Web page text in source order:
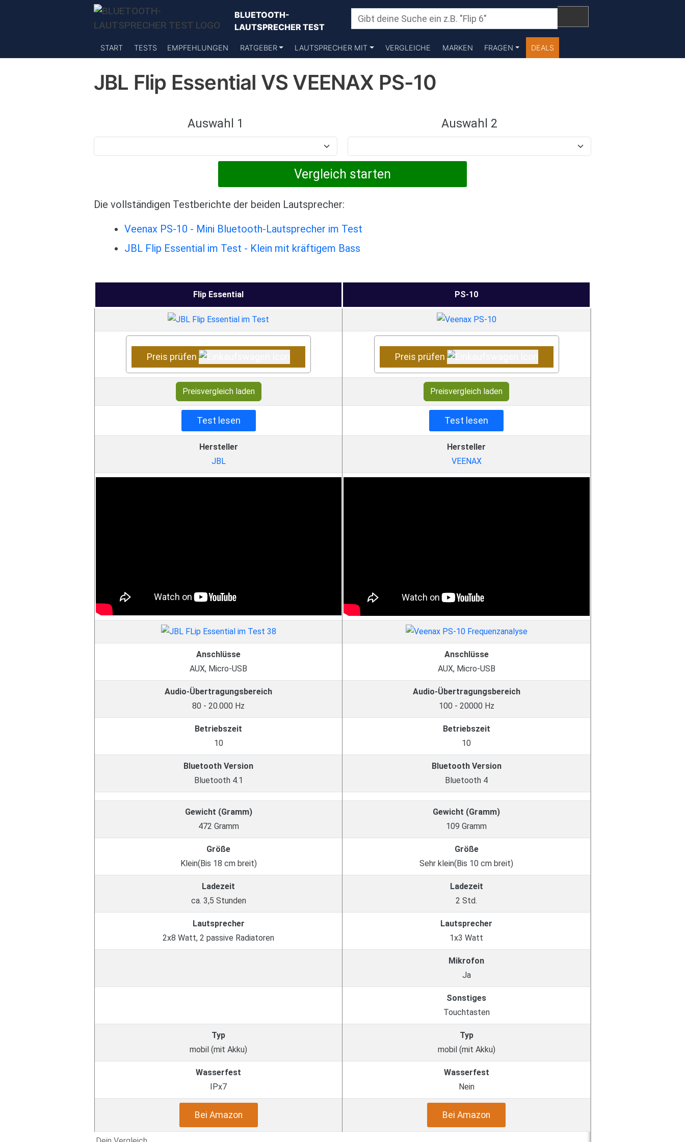
BLUETOOTH-
LAUTSPRECHER TEST
START TESTS EMPFEHLUNGEN RATGEBER LAUTSPRECHER MIT VERGLEICHE MARKEN FRAGEN DEALS
JBL Flip Essential VS VEENAX PS-10
Auswahl 1 Auswahl 2
Die vollständigen Testberichte der beiden Lautsprecher:
Veenax PS-10 - Mini Bluetooth-Lautsprecher im Test
JBL Flip Essential im Test - Klein mit kräftigem Bass
Flip Essential PS-10
Preis prüfen Preis prüfen
Preisvergleich laden Preisvergleich laden
Test lesen Test lesen
Hersteller
JBL
Hersteller
VEENAX
Anschlüsse
AUX, Micro-USB
Anschlüsse
AUX, Micro-USB
Audio-Übertragungsbereich
80 - 20.000 Hz
Audio-Übertragungsbereich
100 - 20000 Hz
Betriebszeit
10
Betriebszeit
10
Bluetooth Version
Bluetooth 4.1
Bluetooth Version
Bluetooth 4
Gewicht (Gramm)
472 Gramm
Gewicht (Gramm)
109 Gramm
Größe
Klein(Bis 18 cm breit)
Größe
Sehr klein(Bis 10 cm breit)
Ladezeit
ca. 3,5 Stunden
Ladezeit
2 Std.
Lautsprecher
2x8 Watt, 2 passive Radiatoren
Lautsprecher
1x3 Watt
Mikrofon
Ja
Sonstiges
Touchtasten
Typ
mobil (mit Akku)
Typ
mobil (mit Akku)
Wasserfest
IPx7
Wasserfest
Nein
Bei Amazon Bei Amazon